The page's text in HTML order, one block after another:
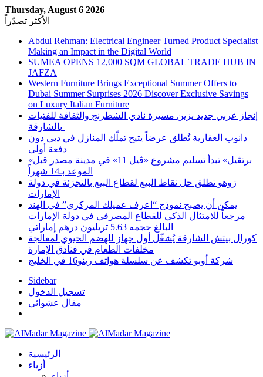
Thursday, August 6 2026
الأكثر تصدّراً
Abdul Rehman: Electrical Engineer Turned Product Specialist
Making an Impact in the Digital World
SUMEA OPENS 12,000 SQM GLOBAL TRADE HUB IN
JAFZA
Western Furniture Brings Exceptional Summer Offers to
Dubai Summer Surprises 2026 Discover Exclusive Savings
on Luxury Italian Furniture
إنجاز عربي جديد يزين مسيرة نادي الشطرنج والثقافة للفتيات
دانوب العقارية تُطلق عرضاً يتيح تملّك المنازل في دبي دون
دفعة أولى
«برتڤيل» تبدأ تسليم مشروع «ڤيل 11» في مدينة مصدر قبل
الموعد بـ14 شهراً
زوهو تطلق حل نقاط البيع لقطاع البيع بالتجزئة في دولة
الإمارات
يمكن أن يصبح نموذج “اعرف عميلك المركزي” في الهند
مرجعاً للامتثال الذكي للقطاع المصرفي في دولة الإمارات
البالغ حجمه 5.63 تريليون درهم إماراتي
كورال بيتش الشارقة يُشغّل أول جهاز للهضم الحيوي لمعالجة
مخلفات الطعام في فنادق الإمارة
شركة أوبو تكشف عن سلسلة هواتف رينو16 في الخليج
Sidebar
تسجيل الدخول
مقال عشوائي
الرئيسية
أزياء